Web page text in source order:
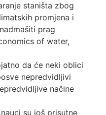
staništa zbog
promjena i
prag
of water,
da će neki oblici
nepredvidljivi
načine
su još prisutne